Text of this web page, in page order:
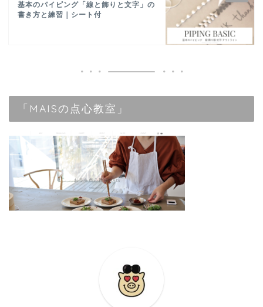
基本のパイピング「線と飾りと文字」の
書き方と練習｜シート付
「MAISの点心教室」